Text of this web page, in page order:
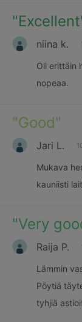
"Excellent
niina k.
Oli erittäin
nopeaa.
"Good"
Jari L.
Mukava
kauniisti
"Very
Raija P.
Lämmin
Pöytiä
tyhjiä